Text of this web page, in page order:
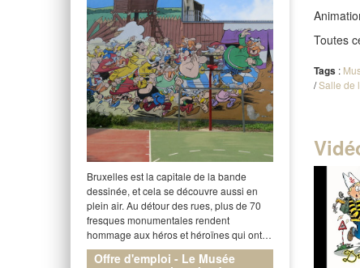
Bruxelles est la capitale de la bande
dessinée, et cela se découvre aussi en
plein air. Au détour des rues, plus de 70
fresques monumentales rendent
hommage aux héros et héroïnes qui ont…
Offre d'emploi - Le Musée
Toutes
Tags :
/Salle de